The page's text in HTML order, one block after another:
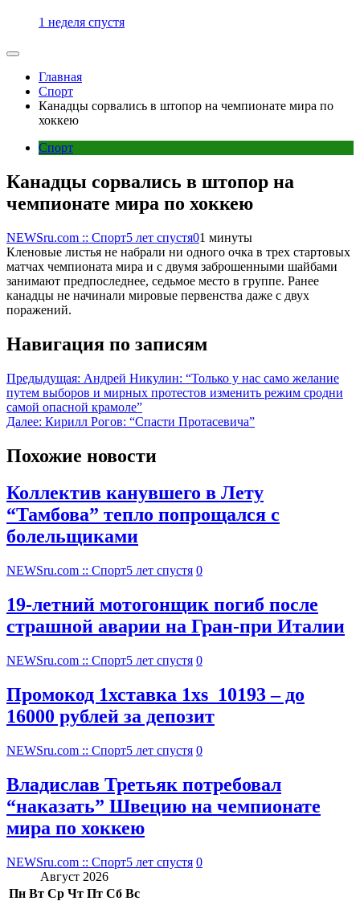
1 неделя спустя
Главная
Спорт
Канадцы сорвались в штопор на чемпионате мира по
хоккею
Спорт
Канадцы сорвались в штопор на
чемпионате мира по хоккею
NEWSru.com :: Спорт5 лет спустя01 минуты
Кленовые листья не набрали ни одного очка в трех стартовых
матчах чемпионата мира и с двумя заброшенными шайбами
занимают предпоследнее, седьмое место в группе. Ранее
канадцы не начинали мировые первенства даже с двух
поражений.
Навигация по записям
Предыдущая: Андрей Никулин: “Только у нас само желание
путем выборов и мирных протестов изменить режим сродни
самой опасной крамоле”
Далее: Кирилл Рогов: “Спасти Протасевича”
Похожие новости
Коллектив канувшего в Лету
“Тамбова” тепло попрощался с
болельщиками
NEWSru.com :: Спорт5 лет спустя 0
19-летний мотогонщик погиб после
страшной аварии на Гран-при Италии
NEWSru.com :: Спорт5 лет спустя 0
Промокод 1хставка 1xs_10193 – до
16000 рублей за депозит
NEWSru.com :: Спорт5 лет спустя 0
Владислав Третьяк потребовал
“наказать” Швецию на чемпионате
мира по хоккею
NEWSru.com :: Спорт5 лет спустя 0
Август 2026
Пн Вт Ср Чт Пт Сб Вс